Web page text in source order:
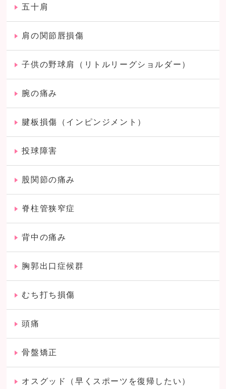
五十肩
肩の関節唇損傷
子供の野球肩（リトルリーグショルダー）
腕の痛み
腱板損傷（インピンジメント）
投球障害
股関節の痛み
脊柱管狭窄症
背中の痛み
胸郭出口症候群
むち打ち損傷
頭痛
骨盤矯正
オスグッド（早くスポーツを復帰したい）